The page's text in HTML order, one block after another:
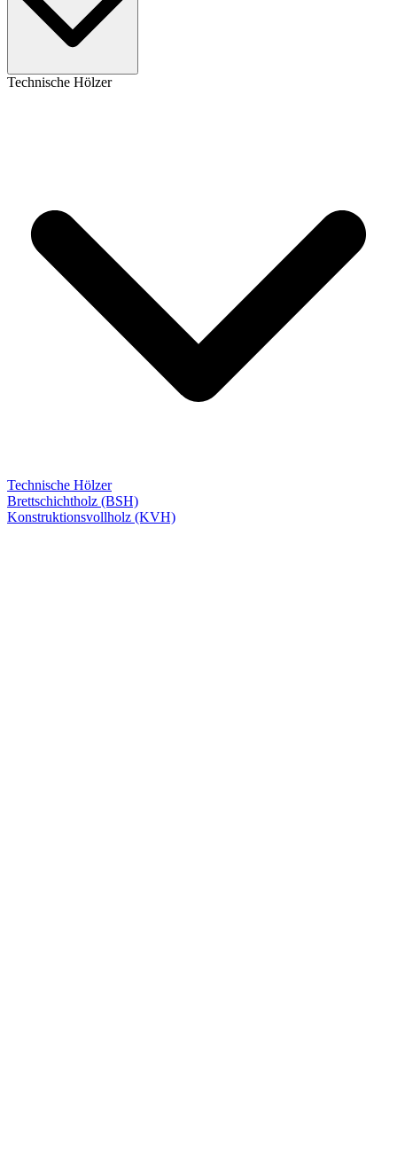
Technische Hölzer
Technische Hölzer
Brettschichtholz (BSH)
Konstruktionsvollholz (KVH)